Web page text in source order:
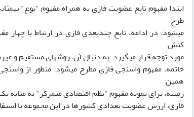
ابتدا مفهوم تابع عضویت فازی به همراه مفهوم "نوع"
طرح
میشود. در ادامه، تابع چندبعدی فازی در ارتباط با
کنش
مورد توجه قرار میگیرد. به دنبال آن، روشهای مستقیم و
خاتمه، مفهوم واسنجی فازی مطرح میشود. منظور از
همین
زمینه، برای نمونه مفهوم "نظم اقتصادی متمرکز" به
فازی، ارزش عضویت تعدادی کشورها در این مجموعه با